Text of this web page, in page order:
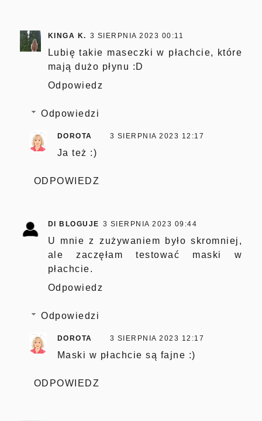
KINGA K. 3 SIERPNIA 2023 00:11
Lubię takie maseczki w płachcie, które
mają dużo płynu :D
Odpowiedz
Odpowiedzi
DOROTA 3 SIERPNIA 2023 12:17
Ja też :)
ODPOWIEDZ
DI BLOGUJE 3 SIERPNIA 2023 09:44
U mnie z zużywaniem było skromniej,
ale zaczęłam testować maski w
płachcie.
Odpowiedz
Odpowiedzi
DOROTA 3 SIERPNIA 2023 12:17
Maski w płachcie są fajne :)
ODPOWIEDZ